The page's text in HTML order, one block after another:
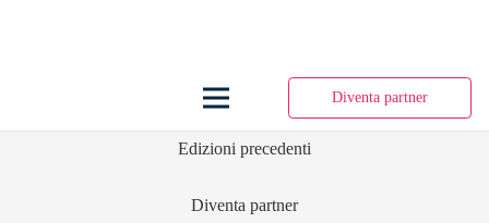
Diventa partner
Edizioni precedenti
Diventa partner